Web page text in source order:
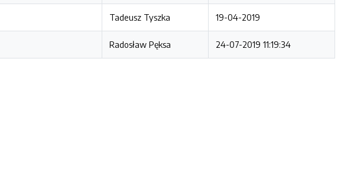
Tadeusz Tyszka 19-04-2019
Radosław Pęksa 24-07-2019 11:19:34